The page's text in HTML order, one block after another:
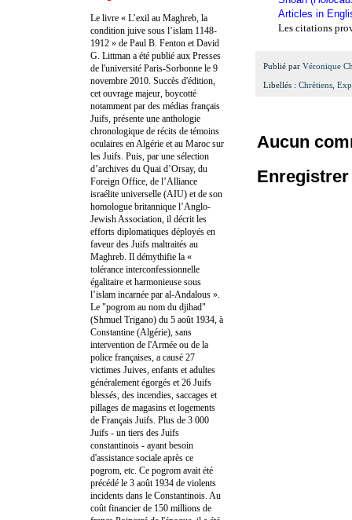
Articles in
Les citations
Publié par Véronique
Libellés : Chrétiens,
Aucun
Le livre « L’exil au Maghreb, la
condition juive sous l’islam 1148-
1912 » de Paul B. Fenton et David
G. Littman a été publié aux Presses
de l'université Paris-Sorbonne le 9
novembre 2010. Succès d'édition,
cet ouvrage majeur, boycotté
notamment par des médias français
Juifs, présente une anthologie
chronologique de récits de témoins
oculaires en Algérie et au Maroc sur
les Juifs. Puis, par une sélection
d’archives du Quai d’Orsay, du
Foreign Office, de l’Alliance
israélite universelle (AIU) et de son
homologue britannique l’Anglo-
Jewish Association, il décrit les
efforts diplomatiques déployés en
faveur des Juifs maltraités au
Maghreb. Il démythifie la «
tolérance interconfessionnelle
égalitaire et harmonieuse sous
l’islam incarnée par al-Andalous ».
Le "pogrom au nom du djihad"
(Shmuel Trigano) du 5 août 1934, à
Constantine (Algérie), sans
intervention de l'Armée ou de la
police françaises, a causé 27
victimes Juives, enfants et adultes
généralement égorgés et 26 Juifs
blessés, des incendies, saccages et
pillages de magasins et logements
de Français Juifs. Plus de 3 000
Juifs - un tiers des Juifs
constantinois - ayant besoin
d'assistance sociale après ce
pogrom, etc. Ce pogrom avait été
précédé le 3 août 1934 de violents
incidents dans le Constantinois. Au
coût financier de 150 millions de